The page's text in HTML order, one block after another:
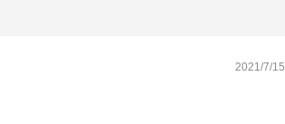
2021/7/15